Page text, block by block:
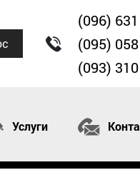
(096)
(095)
(093)
Услуги